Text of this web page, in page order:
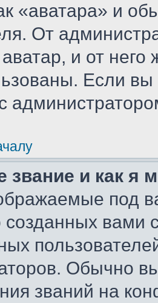
«аватара» и
От
и от него
Если
звание и как я
под
созданных
Обычно
званий на